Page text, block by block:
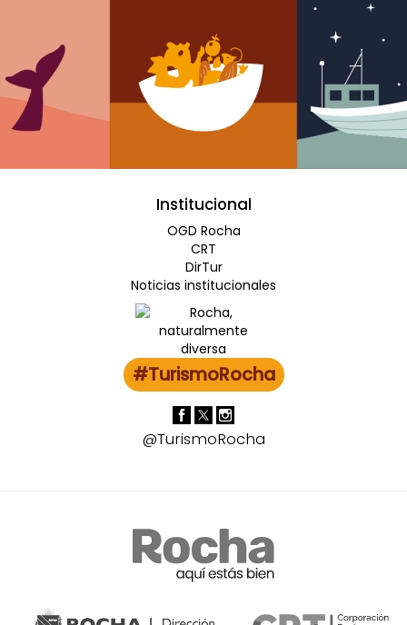
Institucional
OGD Rocha
CRT
DirTur
Noticias institucionales
#TurismoRocha
@TurismoRocha